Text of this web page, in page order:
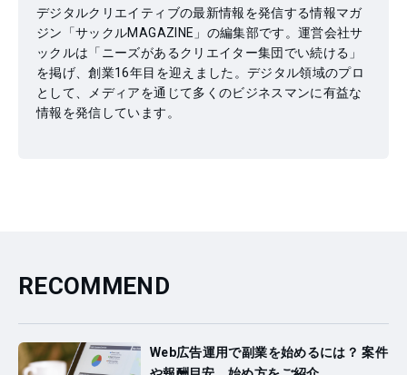
デジタルクリエイティブの最新情報を発信する情報マガ
ジン「サックルMAGAZINE」の編集部です。運営会社サ
ックルは「ニーズがあるクリエイター集団でい続ける」
を掲げ、創業16年目を迎えました。デジタル領域のプロ
として、メディアを通じて多くのビジネスマンに有益な
情報を発信しています。
RECOMMEND
Web広告運用で副業を始めるには？ 案件